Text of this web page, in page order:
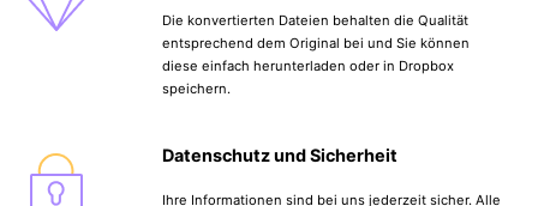
Die konvertierten Dateien behalten die Qualität
entsprechend dem Original bei und Sie können
diese einfach herunterladen oder in Dropbox
speichern.
Datenschutz und Sicherheit
Ihre Informationen sind bei uns jederzeit sicher. Alle